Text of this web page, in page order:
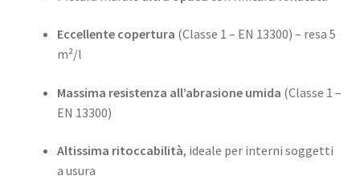
Eccellente copertura (Classe 1 – EN 13300) – resa 5
m²/l
Massima resistenza all’abrasione umida (Classe 1 –
EN 13300)
Altissima ritoccabilità, ideale per interni soggetti
a usura